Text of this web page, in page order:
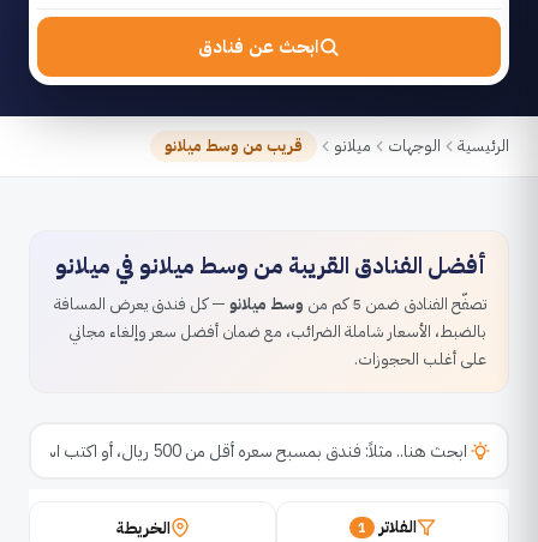
ابحث عن فنادق
الرئيسية الوجهات ميلانو قريب من وسط ميلانو
أفضل الفنادق القريبة من وسط ميلانو في ميلانو
تصفّح الفنادق ضمن 5 كم من وسط ميلانو— كل فندق يعرض المسافة
بالضبط، الأسعار شاملة الضرائب، مع ضمان أفضل سعر وإلغاء مجاني
على أغلب الحجوزات.
الفلاتر 1 الخريطة